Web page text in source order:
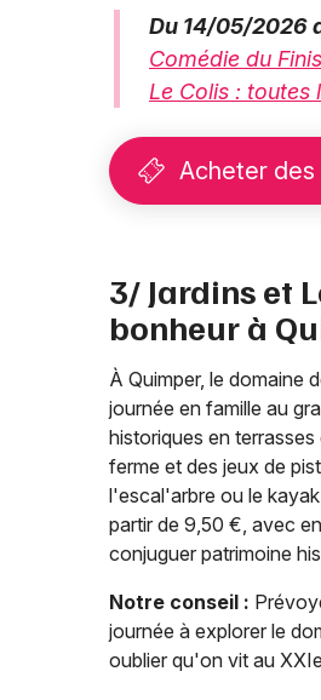
Du 14/05/2026
Comédie du
Le Colis : toutes
Acheter des
3/ Jardins et
bonheur à
À Quimper, le domaine
journée en famille au
historiques en
ferme et des jeux de
l'escal'arbre ou le
partir de 9,50 €, avec
conjuguer patrimoine
Notre conseil :
journée à explorer le
oublier qu'on vit au